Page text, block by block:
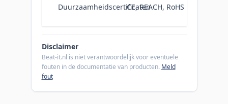
DuurzaamheidscertificatenCE, REACH, RoHS
Disclaimer
Beat-it.nl is niet verantwoordelijk voor eventuele
fouten in de documentatie van producten. Meld
fout